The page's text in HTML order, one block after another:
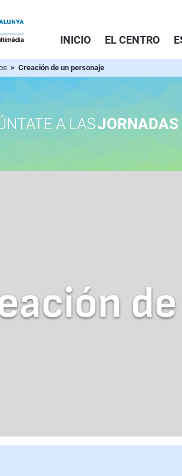
INICIO EL CENTRO
> Creación de un personaje
A LASJORNADAS